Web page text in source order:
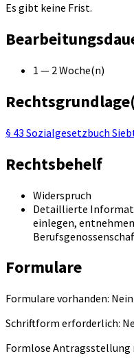
Es gibt keine Frist.
1 — 2 Woche(n)
§ 43 Sozialgesetzbuch
Rechtsbehelf
Widerspruch
Detaillierte
einlegen,
Formulare
Formulare vorhanden: Nein
Schriftform erforderlich:
Formlose Antragsstellung